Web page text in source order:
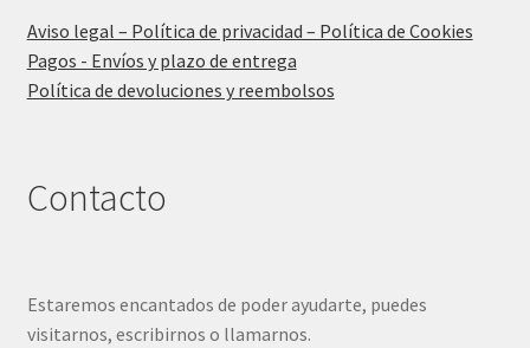
Aviso legal – Política de privacidad – Política de Cookies
Pagos - Envíos y plazo de entrega
Política de devoluciones y reembolsos
Contacto
Estaremos encantados de poder ayudarte, puedes
visitarnos, escribirnos o llamarnos.